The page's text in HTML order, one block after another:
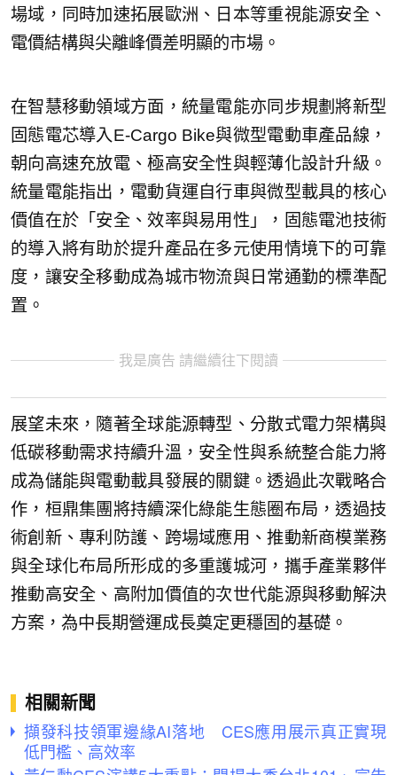
場域，同時加速拓展歐洲、日本等重視能源安全、
電價結構與尖離峰價差明顯的市場。
在智慧移動領域方面，統量電能亦同步規劃將新型
固態電芯導入E-Cargo Bike與微型電動車產品線，
朝向高速充放電、極高安全性與輕薄化設計升級。
統量電能指出，電動貨運自行車與微型載具的核心
價值在於「安全、效率與易用性」，固態電池技術
的導入將有助於提升產品在多元使用情境下的可靠
度，讓安全移動成為城市物流與日常通勤的標準配
置。
我是廣告 請繼續往下閱讀
展望未來，隨著全球能源轉型、分散式電力架構與
低碳移動需求持續升溫，安全性與系統整合能力將
成為儲能與電動載具發展的關鍵。透過此次戰略合
作，桓鼎集團將持續深化綠能生態圈布局，透過技
術創新、專利防護、跨場域應用、推動新商模業務
與全球化布局所形成的多重護城河，攜手產業夥伴
推動高安全、高附加價值的次世代能源與移動解決
方案，為中長期營運成長奠定更穩固的基礎。
相關新聞
擷發科技領軍邊緣AI落地 CES應用展示真正實現
低門檻、高效率